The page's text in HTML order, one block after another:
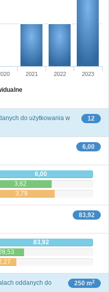
2021 2022 2023
12
do użytkowania w
6,00
6,00
3,62
3,79
83,92
83,92
250 m2
oddanych do